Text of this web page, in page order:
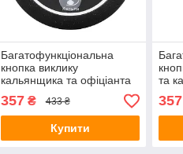
Багатофункціональна
кнопка виклику
кальянщика та офіціанта
357₴ 433 ₴
Купити
та
357